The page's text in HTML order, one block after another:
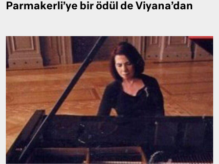
Parmakerli’ye bir ödül de Viyana’dan